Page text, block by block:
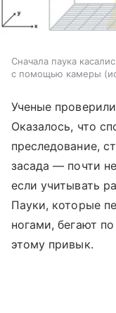
Сначала паука
с помощью камеры
Ученые
Оказалось, что
преследование,
засада — почти
если учитывать
Пауки, которые
ногами, бегают
этому привык.